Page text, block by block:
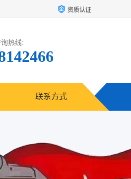
资质认证
热线:
联系方式